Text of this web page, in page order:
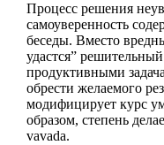
Процесс решения
самоуверенность
беседы. Вместо
удастся”
продуктивными
обрести желаемого
модифицирует курс
образом, степень
vavada.